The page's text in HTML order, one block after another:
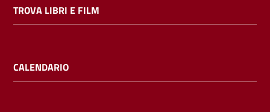
TROVA LIBRI E FILM
CALENDARIO